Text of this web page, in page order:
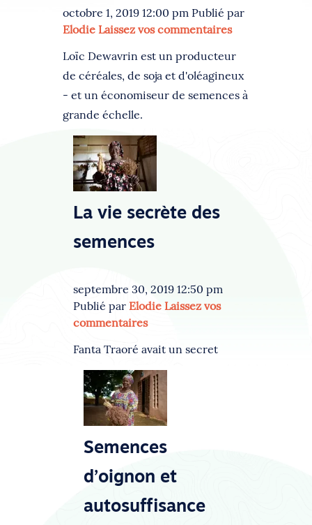
octobre 1, 2019 12:00 pm Publié par
Elodie Laissez vos commentaires
Loïc Dewavrin est un producteur
de céréales, de soja et d'oléagineux
- et un économiseur de semences à
grande échelle.
La vie secrète des
semences
septembre 30, 2019 12:50 pm
Publié par Elodie Laissez vos
commentaires
Fanta Traoré avait un secret
Semences
d’oignon et
autosuffisance